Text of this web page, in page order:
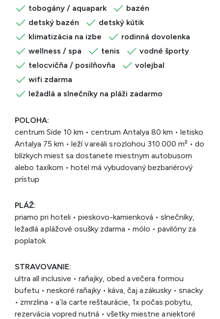
tobogány / aquapark
bazén
detský bazén
detský kútik
klimatizácia na izbe
rodinná dovolenka
wellness / spa
tenis
vodné športy
telocvičňa / posilňovňa
volejbal
wifi zdarma
ležadlá a slnečníky na pláži zadarmo
POLOHA:
centrum Side 10 km • centrum Antalya 80 km • letisko
Antalya 75 km • leží v areáli s rozlohou 310.000 m² • do
blízkych miest sa dostanete miestnym autobusom
alebo taxíkom • hotel má vybudovaný bezbariérový
prístup
PLÁŽ:
priamo pri hoteli • pieskovo-kamienková • slnečníky,
ležadlá a plážové osušky zdarma • mólo • pavilóny za
poplatok
STRAVOVANIE:
ultra all inclusive • raňajky, obed a večera formou
bufetu • neskoré raňajky • káva, čaj a zákusky • snacky
• zmrzlina • a´la carte reštaurácie, 1x počas pobytu,
rezervácia vopred nutná • všetky miestne a niektoré